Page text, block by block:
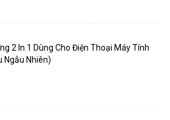
2 In 1 Dùng Cho Điện Thoại Máy Tính
Ngẫu Nhiên)